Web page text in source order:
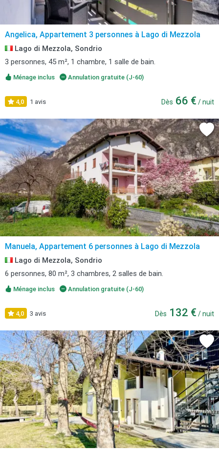
Angelica, Appartement 3 personnes à Lago di Mezzola
Lago di Mezzola, Sondrio
3 personnes, 45 m², 1 chambre, 1 salle de bain.
Ménage inclus Annulation gratuite (J-60)
4,0 1 avis Dès 66 € / nuit
Manuela, Appartement 6 personnes à Lago di Mezzola
Lago di Mezzola, Sondrio
6 personnes, 80 m², 3 chambres, 2 salles de bain.
Ménage inclus Annulation gratuite (J-60)
4,0 3 avis Dès 132 € / nuit